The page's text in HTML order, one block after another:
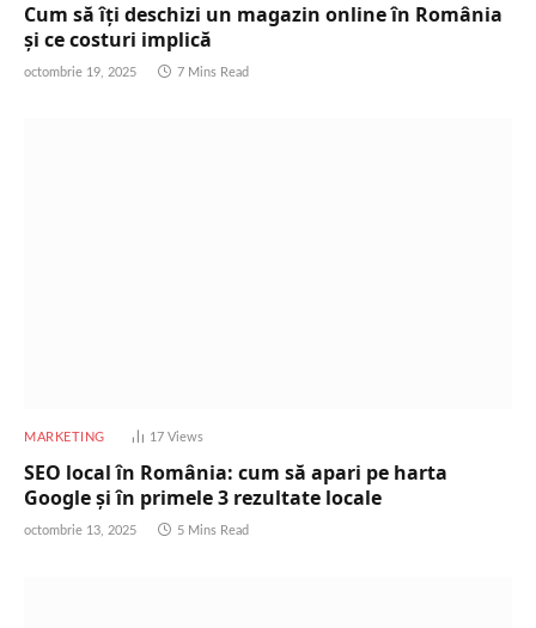
Cum să îți deschizi un magazin online în România
și ce costuri implică
octombrie 19, 2025 7 Mins Read
MARKETING 17 Views
SEO local în România: cum să apari pe harta
Google și în primele 3 rezultate locale
octombrie 13, 2025 5 Mins Read